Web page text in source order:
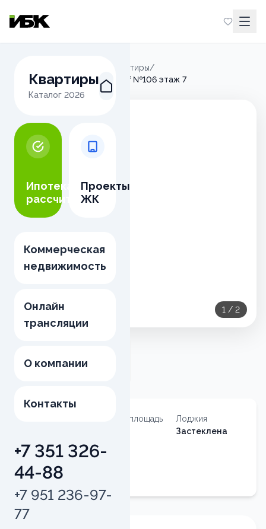
Квартиры
Каталог 2026
Ипотека
рассчитать
Проекты
ЖК
Коммерческая
недвижимость
Онлайн
трансляции
О компании
Контакты
+7 351 326-
44-88
+7 951 236-97-
77
Квартиры/
2-комнатная квартира 40.3м² №106 этаж 7
1 / 2
Квартира
Общая площадь
Лоджия
Застеклена
№106